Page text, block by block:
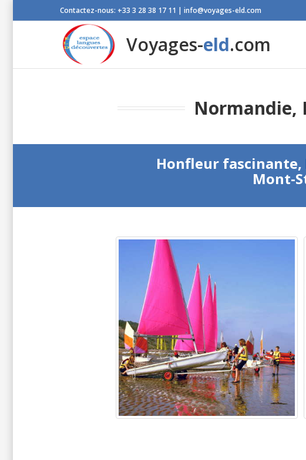
Contactez-nous: +33 3 28 38 17 11 | info@voyages-eld.com
Voyages-eld.com
Normandie,
Honfleur fascinante,
Mont-